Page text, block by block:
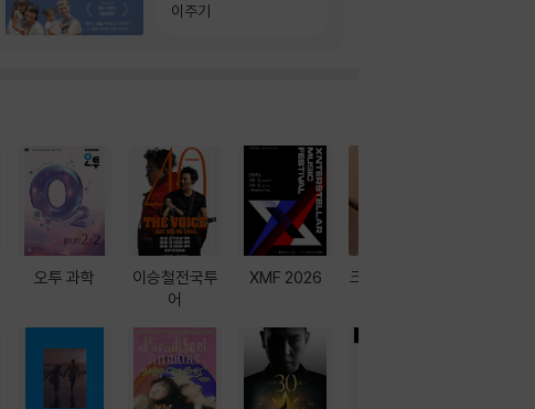
이주기
오투 과학
이승철전국투
어
XMF 2026
크레마 이북 리